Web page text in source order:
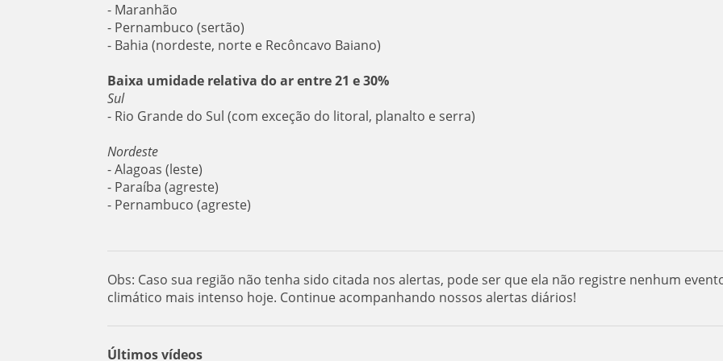
- Maranhão
- Pernambuco (sertão)
- Bahia (nordeste, norte e Recôncavo Baiano)
Baixa umidade relativa do ar entre 21 e 30%
Sul
- Rio Grande do Sul (com exceção do litoral, planalto e serra)
Nordeste
- Alagoas (leste)
- Paraíba (agreste)
- Pernambuco (agreste)
Obs: Caso sua região não tenha sido citada nos alertas, pode ser que ela não registre nenhum
climático mais intenso hoje. Continue acompanhando nossos alertas diários!
Últimos vídeos